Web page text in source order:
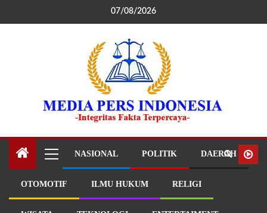
07/08/2026
NASIONAL POLITIK DAERAH
OTOMOTIF ILMU HUKUM RELIGI